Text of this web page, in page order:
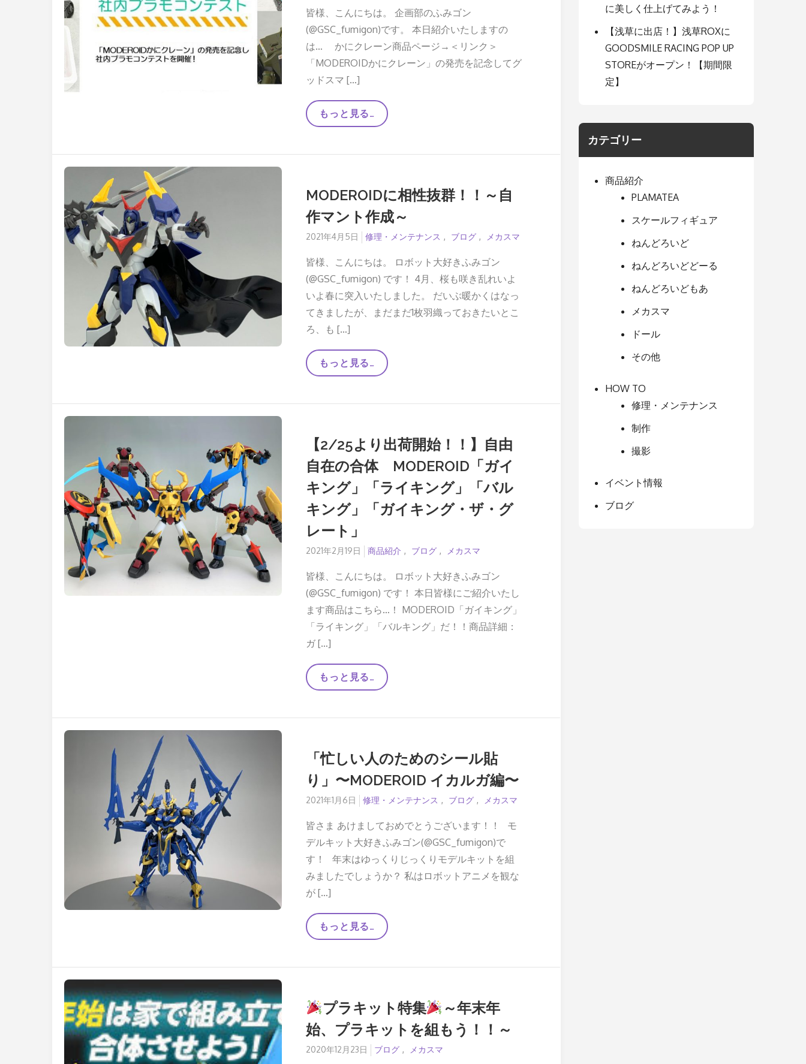
ン
テ
ス
ト
作
品
紹
介
～
後
編
～
皆様、こんにちは。 企画部のふみゴン
(@GSC_fumigon)です。 本日紹介いたしますの
は… かにクレーン商品ページ→＜リンク＞
「MODEROIDかにクレーン」の発売を記念してグ
ッドスマ […]
夏
の
ク
社
プ
ラ
モ
ン
テ
ス
ト
作
品
紹
介
前
編
~
もっと見る…
MODEROIDに相性抜群！！～自
作マント作成～
Posted
2021年4月5日 修理・メンテナンス ブログ メカスマ
皆様、こんにちは。 ロボット大好きふみゴン
(@GSC_fumigon) です！ 4月、桜も咲き乱れいよ
いよ春に突入いたしました。 だいぶ暖かくはなっ
てきましたが、まだまだ1枚羽織っておきたいとこ
ろ、も […]
MODEROID
に
抜
作
マ
ン
ト
作
成
～
もっと見る…
【2/25より出荷開始！！】自由
自在の合体 MODEROID「ガイ
キング」「ライキング」「バル
キング」「ガイキング・ザ・グ
レート」
Posted
2021年2月19日 商品紹介 ブログ メカスマ
皆様、こんにちは。 ロボット大好きふみゴン
(@GSC_fumigon) です！ 本日皆様にご紹介いたし
ます商品はこちら…！ MODEROID「ガイキング」
「ライキング」「バルキング」だ！！商品詳細：
ガ […]
【2/25
よ
荷
由
自
在
の
合
MODEROID「ガ
イ
キ
ン
グ」
「ラ
イ
キ
ン
グ」
「バ
ル
キ
ン
グ・
ザ・
グ
レ
ー
もっと見る…
「忙しい人のためのシール貼
り」〜MODEROID イカルガ編〜
Posted
2021年1月6日 修理・メンテナンス ブログ メカスマ
皆さま あけましておめでとうございます！！ モ
デルキット大好きふみゴン(@GSC_fumigon)で
す！ 年末はゆっくりじっくりモデルキットを組
みましたでしょうか？ 私はロボットアニメを観な
が […]
「忙
し
の
シ
ー
ル
貼
り」〜
MODEROID
もっと見る…
プラキット特集
～年末年
始、プラキットを組もう！！～
Posted
2020年12月23日 ブログ メカスマ
に美しく仕上げてみよう！
【浅草に出店！】浅草ROXに
GOODSMILE RACING POP UP
STOREがオープン！【期間限
定】
カテゴリー
商品紹介
PLAMATEA
スケールフィギュア
ねんどろいど
ねんどろいどどーる
ねんどろいどもあ
メカスマ
ドール
その他
HOW TO
修理・メンテナンス
制作
撮影
イベント情報
ブログ